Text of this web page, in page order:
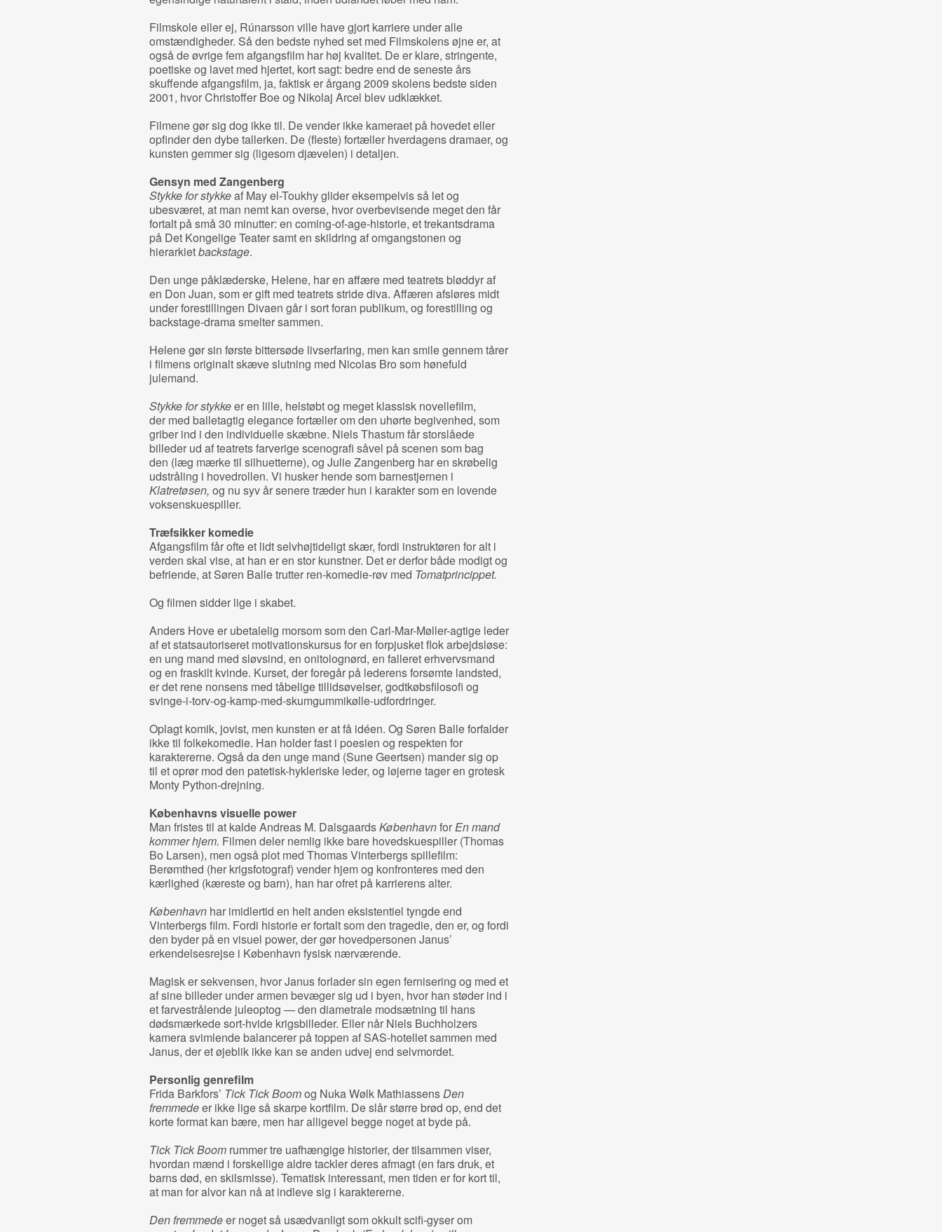
Filmskole eller ej, Rúnarsson ville have gjort karriere under alle
omstændigheder. Så den bedste nyhed set med Filmskolens øjne er, at
også de øvrige fem afgangsfilm har høj kvalitet. De er klare, stringente,
poetiske og lavet med hjertet, kort sagt: bedre end de seneste års
skuffende afgangsfilm, ja, faktisk er årgang 2009 skolens bedste siden
2001, hvor Christoffer Boe og Nikolaj Arcel blev udklækket.
Filmene gør sig dog ikke til. De vender ikke kameraet på hovedet eller
opfinder den dybe tallerken. De (fleste) fortæller hverdagens dramaer, og
kunsten gemmer sig (ligesom djævelen) i detaljen.
Gensyn med Zangenberg
Stykke for stykkeaf May el-Toukhy glider eksempelvis så let og
ubesværet, at man nemt kan overse, hvor overbevisende meget den får
fortalt på små 30 minutter: en coming-of-age-historie, et trekantsdrama
på Det Kongelige Teater samt en skildring af omgangstonen og
hierarkietbackstage.
Den unge påklæderske, Helene, har en affære med teatrets bløddyr af
en Don Juan, som er gift med teatrets stride diva. Affæren afsløres midt
under forestillingen Divaen går i sort foran publikum, og forestilling og
backstage-drama smelter sammen.
Helene gør sin første bittersøde livserfaring, men kan smile gennem tårer
i filmens originalt skæve slutning med Nicolas Bro som hønefuld
julemand.
Stykke for stykkeer en lille, helstøbt og meget klassisk novellefilm,
der med balletagtig elegance fortæller om den uhørte begivenhed, som
griber ind i den individuelle skæbne. Niels Thastum får storslåede
billeder ud af teatrets farverige scenografi såvel på scenen som bag
den (læg mærke til silhuetterne), og Julie Zangenberg har en skrøbelig
udstråling i hovedrollen. Vi husker hende som barnestjernen i
Klatretøsen, og nu syv år senere træder hun i karakter som en lovende
voksenskuespiller.
Træfsikker komedie
Afgangsfilm får ofte et lidt selvhøjtideligt skær, fordi instruktøren for alt i
verden skal vise, at han er en stor kunstner. Det er derfor både modigt og
befriende, at Søren Balle trutter ren-komedie-røv med Tomatprincippet.
Og filmen sidder lige i skabet.
Anders Hove er ubetalelig morsom som den Carl-Mar-Møller-agtige leder
af et statsautoriseret motivationskursus for en forpjusket flok arbejdsløse:
en ung mand med sløvsind, en onitolognørd, en falleret erhvervsmand
og en fraskilt kvinde. Kurset, der foregår på lederens forsømte landsted,
er det rene nonsens med tåbelige tillidsøvelser, godtkøbsfilosofi og
svinge-i-torv-og-kamp-med-skumgummikølle-udfordringer.
Oplagt komik, jovist, men kunsten er at få idéen. Og Søren Balle forfalder
ikke til folkekomedie. Han holder fast i poesien og respekten for
karaktererne. Også da den unge mand (Sune Geertsen) mander sig op
til et oprør mod den patetisk-hykleriske leder, og løjerne tager en grotesk
Monty Python-drejning.
Københavns visuelle power
Man fristes til at kalde Andreas M. DalsgaardsKøbenhavnforEn mand
kommer hjem. Filmen deler nemlig ikke bare hovedskuespiller (Thomas
Bo Larsen), men også plot med Thomas Vinterbergs spillefilm:
Berømthed (her krigsfotograf) vender hjem og konfronteres med den
kærlighed (kæreste og barn), han har ofret på karrierens alter.
Københavnhar imidlertid en helt anden eksistentiel tyngde end
Vinterbergs film. Fordi historie er fortalt som den tragedie, den er, og fordi
den byder på en visuel power, der gør hovedpersonen Janus’
erkendelsesrejse i København fysisk nærværende.
Magisk er sekvensen, hvor Janus forlader sin egen fernisering og med et
af sine billeder under armen bevæger sig ud i byen, hvor han støder ind i
et farvestrålende juleoptog — den diametrale modsætning til hans
dødsmærkede sort-hvide krigsbilleder. Eller når Niels Buchholzers
kamera svimlende balancerer på toppen af SAS-hotellet sammen med
Janus, der et øjeblik ikke kan se anden udvej end selvmordet.
Personlig genrefilm
Frida Barkfors’ Tick Tick Boomog Nuka Wølk MathiassensDen
fremmedeer ikke lige så skarpe kortfilm. De slår større brød op, end det
korte format kan bære, men har alligevel begge noget at byde på.
Tick Tick Boomrummer tre uafhængige historier, der tilsammen viser,
hvordan mænd i forskellige aldre tackler deres afmagt (en fars druk, et
barns død, en skilsmisse). Tematisk interessant, men tiden er for kort til,
at man for alvor kan nå at indleve sig i karaktererne.
Den fremmedeer noget så usædvanligt som okkult scifi-gyser om